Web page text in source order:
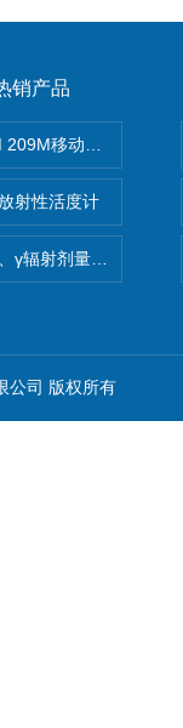
销产品
209M移动式惰性气体
射性活度计
γ辐射剂量率仪
公司 版权所有